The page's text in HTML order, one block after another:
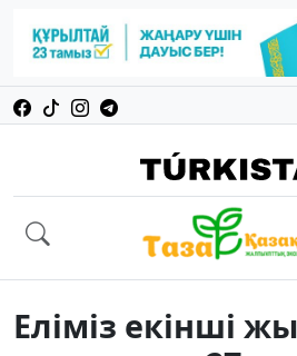
Еліміз екінші